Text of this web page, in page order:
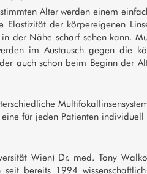
Alter werden einem
der körpereigenen
der Nähe scharf sehen kann.
im Austausch gegen die
auch schon beim Beginn der
für jeden Patienten
Wien) Dr. med. Tony
bereits 1994